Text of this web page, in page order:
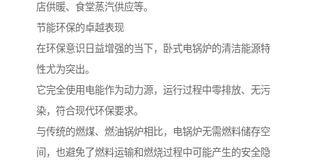
店供暖、食堂蒸汽供应等。
节能环保的卓越表现
在环保意识日益增强的当下，卧式电锅炉的清洁能源特
性尤为突出。
它完全使用电能作为动力源，运行过程中零排放、无污
染，符合现代环保要求。
与传统的燃煤、燃油锅炉相比，电锅炉无需燃料储存空
间，也避免了燃料运输和燃烧过程中可能产生的安全隐